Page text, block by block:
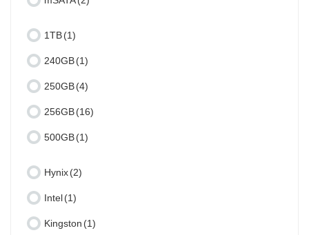
1TB(1)
240GB(1)
250GB(4)
256GB(16)
500GB(1)
Hynix(2)
Intel(1)
Kingston (1)